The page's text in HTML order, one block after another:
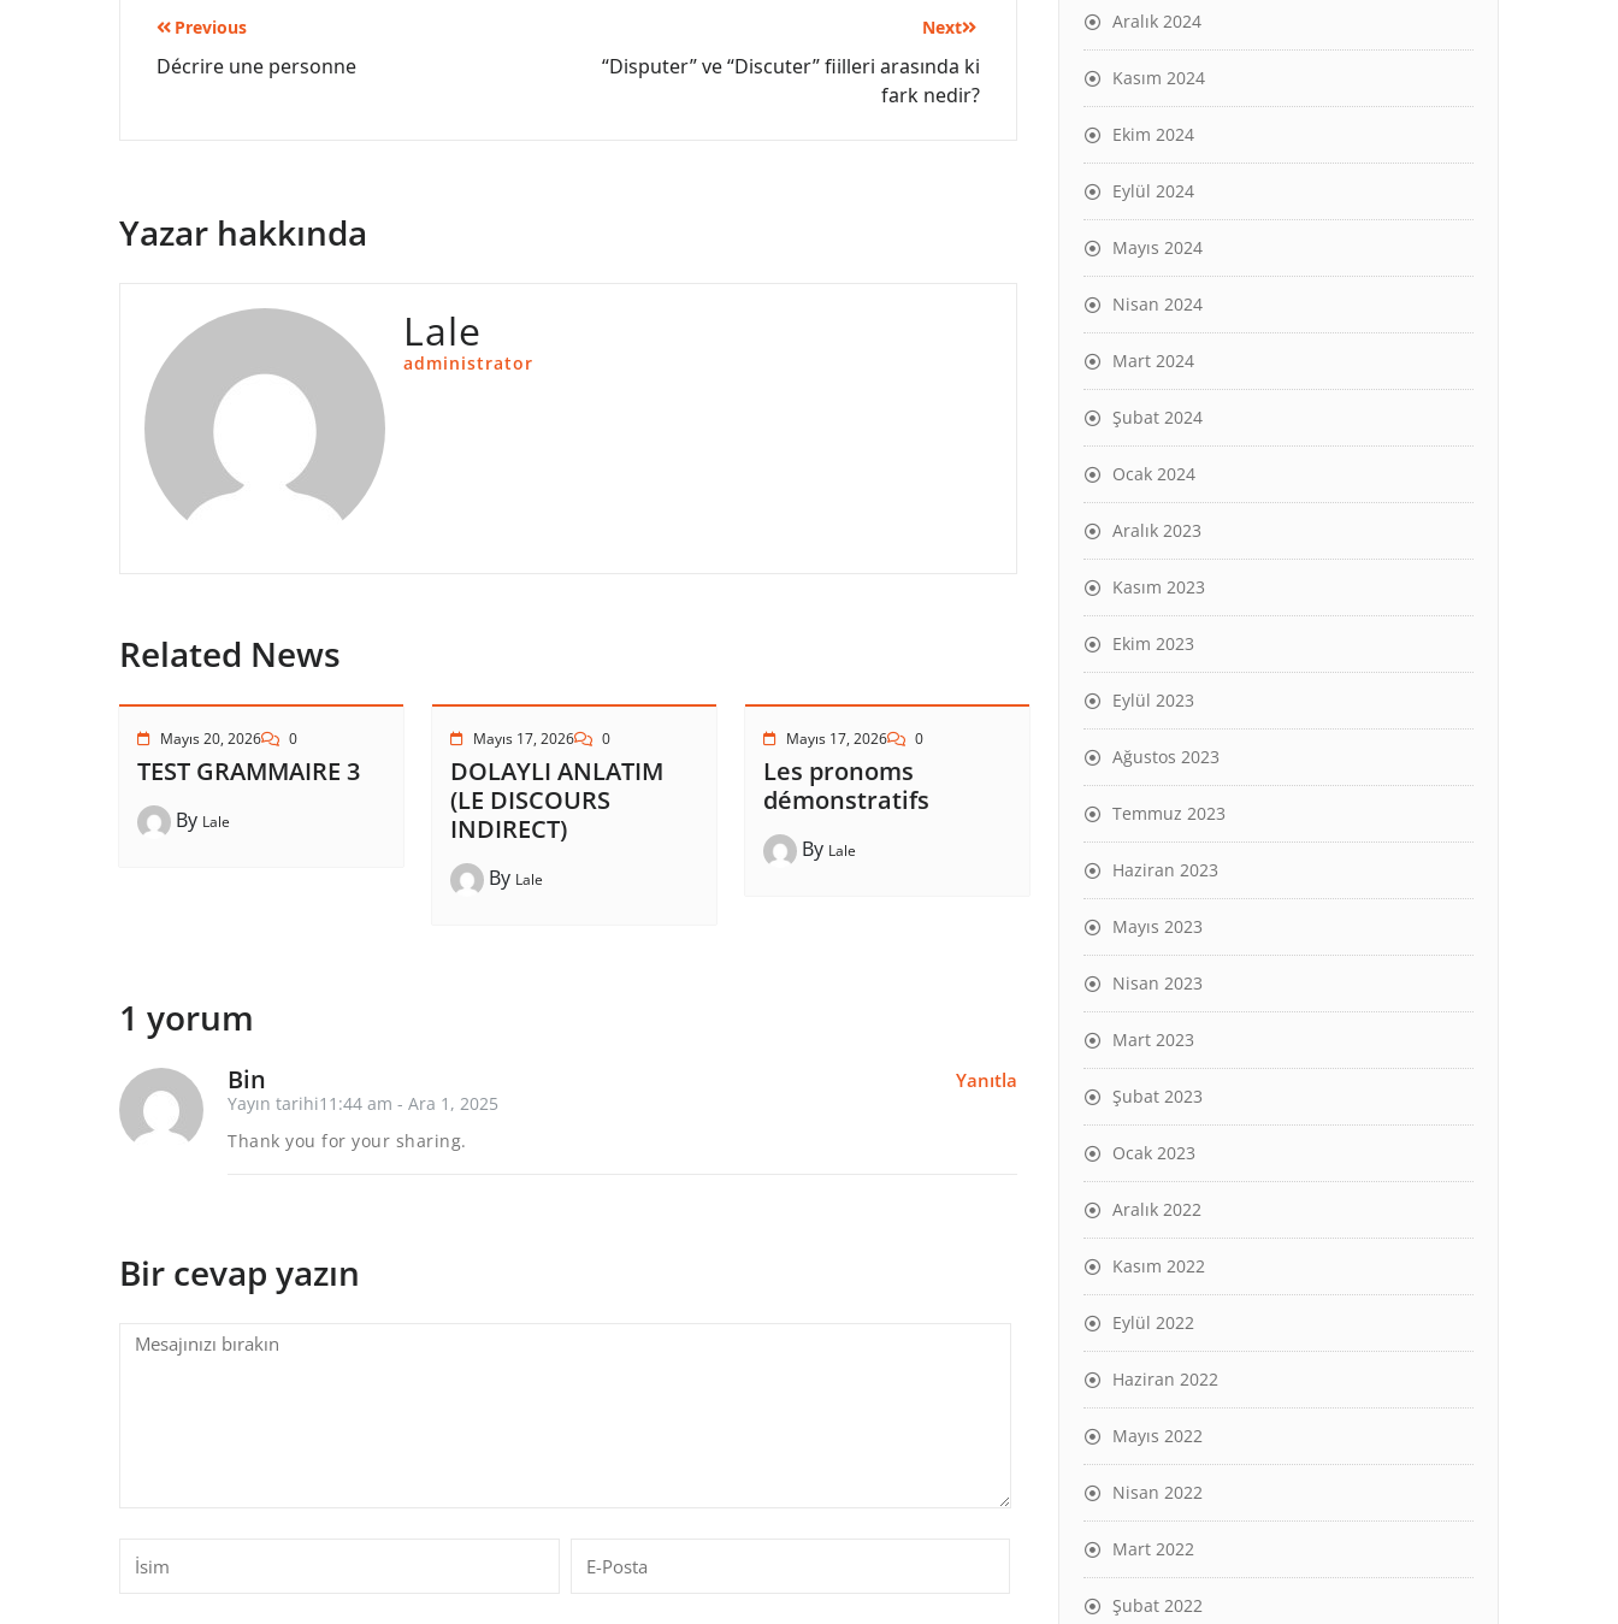
Yazı
gezinmesi
Previous
Décrire une personne
Next
“Disputer” ve “Discuter” fiilleri arasında ki
fark nedir?
Yazar hakkında
Lale
administrator
Related News
Mayıs 20, 2026 0
TEST GRAMMAIRE 3
By Lale
Mayıs 17, 2026 0
DOLAYLI ANLATIM
(LE DISCOURS
INDIRECT)
By Lale
Mayıs 17, 2026 0
Les pronoms
démonstratifs
By Lale
1 yorum
Yanıtla
Bin
Yayın tarihi11:44 am - Ara 1, 2025
Thank you for your sharing.
Bir cevap yazın
Aralık 2024
Kasım 2024
Ekim 2024
Eylül 2024
Mayıs 2024
Nisan 2024
Mart 2024
Şubat 2024
Ocak 2024
Aralık 2023
Kasım 2023
Ekim 2023
Eylül 2023
Ağustos 2023
Temmuz 2023
Haziran 2023
Mayıs 2023
Nisan 2023
Mart 2023
Şubat 2023
Ocak 2023
Aralık 2022
Kasım 2022
Eylül 2022
Haziran 2022
Mayıs 2022
Nisan 2022
Mart 2022
Şubat 2022